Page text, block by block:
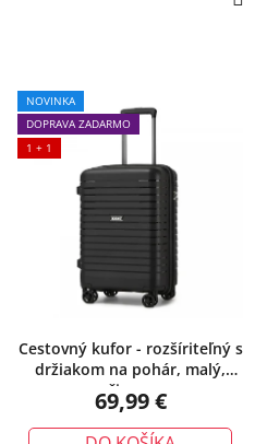
NOVINKA
DOPRAVA ZADARMO
1 + 1
Cestovný kufor - rozšíriteľný s
držiakom na pohár, malý,
čierny
69,99 €